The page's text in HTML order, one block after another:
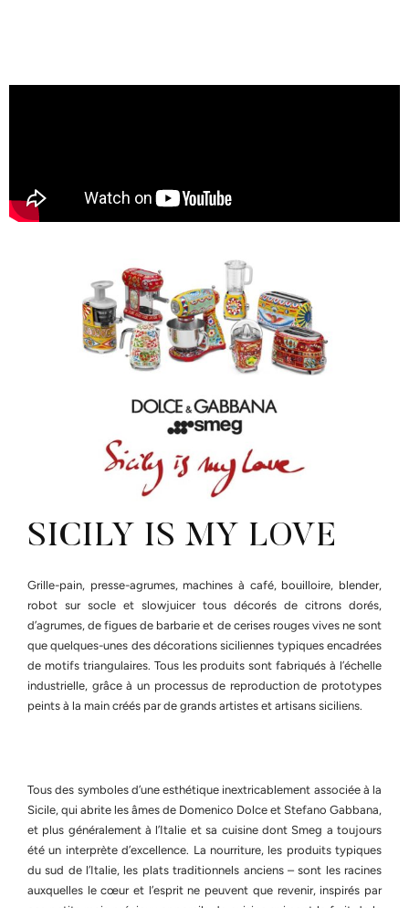
SICILY IS MY LOVE
Grille-pain, presse-agrumes, machines à café, bouilloire, blender,
robot sur socle et slowjuicer tous décorés de citrons dorés,
d’agrumes, de figues de barbarie et de cerises rouges vives ne sont
que quelques-unes des décorations siciliennes typiques encadrées
de motifs triangulaires. Tous les produits sont fabriqués à l’échelle
industrielle, grâce à un processus de reproduction de prototypes
peints à la main créés par de grands artistes et artisans siciliens.
Tous des symboles d’une esthétique inextricablement associée à la
Sicile, qui abrite les âmes de Domenico Dolce et Stefano Gabbana,
et plus généralement à l’Italie et sa cuisine dont Smeg a toujours
été un interprète d’excellence. La nourriture, les produits typiques
du sud de l’Italie, les plats traditionnels anciens – sont les racines
auxquelles le cœur et l’esprit ne peuvent que revenir, inspirés par